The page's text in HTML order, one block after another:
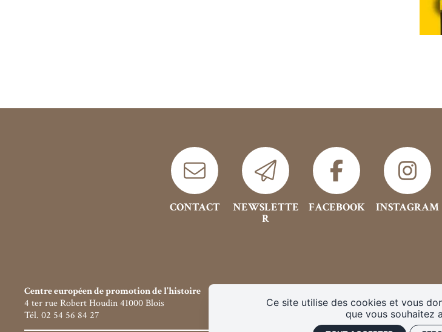
Ce site utilise des cookies et vous
que vous souhaitez
CONTACT
NEWSLETTE
R
FACEBOOK INSTAGRAM
Centre européen de promotion de l’histoire
4 ter rue Robert Houdin 41000 Blois
Tél. 02 54 56 84 27